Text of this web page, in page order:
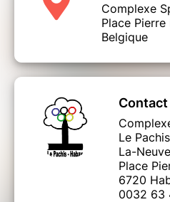
Complexe
Place
Belgique
Contact
Le
La-Neuve
Place
6720
0032 63